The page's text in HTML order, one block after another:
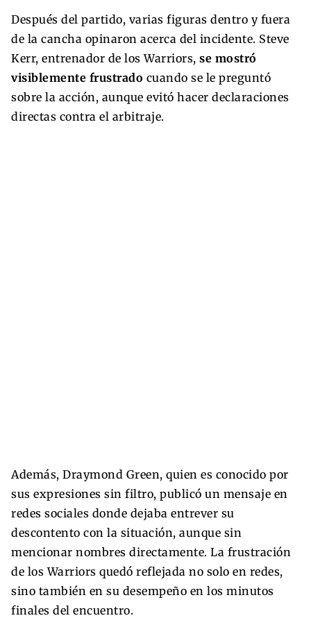
Después del partido, varias figuras dentro y fuera
de la cancha opinaron acerca del incidente. Steve
Kerr, entrenador de los Warriors, se mostró
visiblemente frustrado cuando se le preguntó
sobre la acción, aunque evitó hacer declaraciones
directas contra el arbitraje.
Además, Draymond Green, quien es conocido por
sus expresiones sin filtro, publicó un mensaje en
redes sociales donde dejaba entrever su
descontento con la situación, aunque sin
mencionar nombres directamente. La frustración
de los Warriors quedó reflejada no solo en redes,
sino también en su desempeño en los minutos
finales del encuentro.